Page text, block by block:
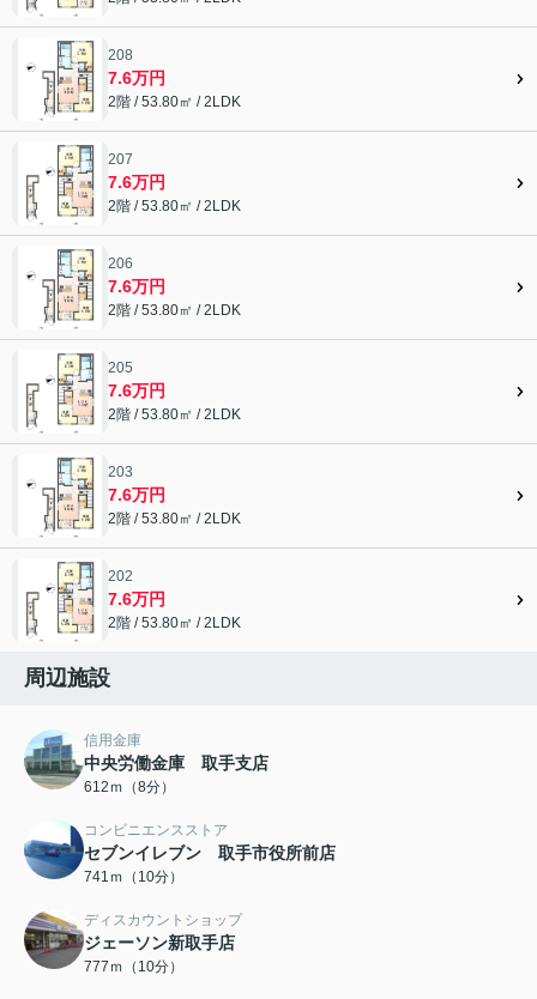
208
7.6万円
2階 / 53.80㎡ / 2LDK
207
7.6万円
2階 / 53.80㎡ / 2LDK
206
7.6万円
2階 / 53.80㎡ / 2LDK
205
7.6万円
2階 / 53.80㎡ / 2LDK
203
7.6万円
2階 / 53.80㎡ / 2LDK
202
7.6万円
2階 / 53.80㎡ / 2LDK
周辺施設
信用金庫
中央労働金庫 取手支店
612ｍ（8分）
コンビニエンスストア
セブンイレブン 取手市役所前店
741ｍ（10分）
ディスカウントショップ
ジェーソン新取手店
777ｍ（10分）